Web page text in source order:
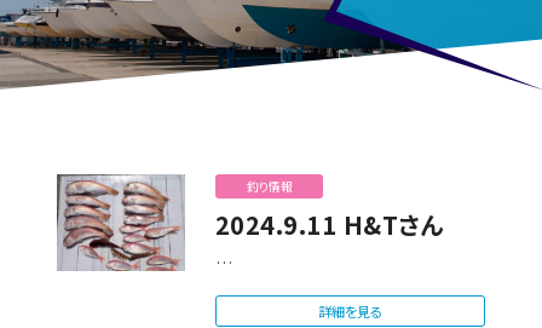
釣り情報
2024.9.11 H&Tさん
…
詳細を見る